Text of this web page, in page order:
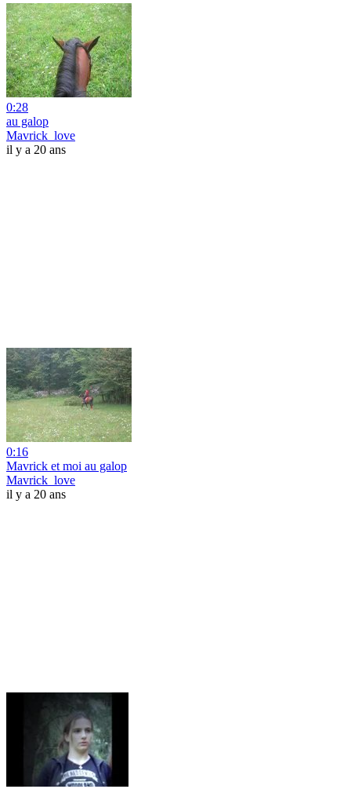
0:28
au galop
Mavrick_love
il y a 20 ans
0:16
Mavrick et moi au galop
Mavrick_love
il y a 20 ans